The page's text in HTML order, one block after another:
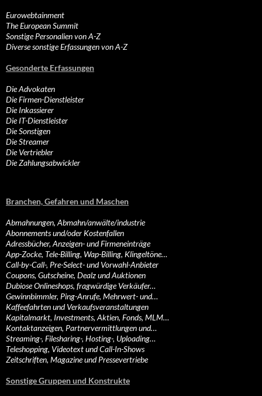
Eurowebtainment
The European Summit
Sonstige Personalien von A-Z
Diverse sonstige Erfassungen von A-Z
Gesonderte Erfassungen
Die Advokaten
Die Firmen-Dienstleister
Die Inkassierer
Die IT-Dienstleister
Die Sonstigen
Die Streamer
Die Vertriebler
Die Zahlungsabwickler
Branchen, Gefahren und Maschen
Abmahnungen, Abmahn/anwälte/industrie
Abonnements und/oder Kostenfallen
Adressbücher, Anzeigen- und Firmeneinträge
App-Zocke, Tele-Billing, Wap-Billing, Klingeltöne…
Call-by-Call-, Pre-Select- und Vorwahl-Anbieter
Coupons, Gutscheine, Dealz und Auktionen
Dubiose Onlineshops, fragwürdige Verkäufer…
Gewinnbimmler, Ping-Anrufe, Mehrwert- und…
Kaffeefahrten und Verkaufsveranstaltungen
Kapitalmarkt, Investments, Aktien, Fonds, MLM…
Kontaktanzeigen, Partnervermittlungen und…
Streaming-, Filesharing-, Hosting-, Uploading…
Teleshopping, Videotext und Call-In-Shows
Zeitschriften, Magazine und Pressevertriebe
Sonstige Gruppen und Konstrukte